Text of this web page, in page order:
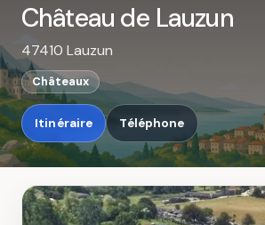
Château de Lauzun
47410 Lauzun
Châteaux
Itinéraire Téléphone